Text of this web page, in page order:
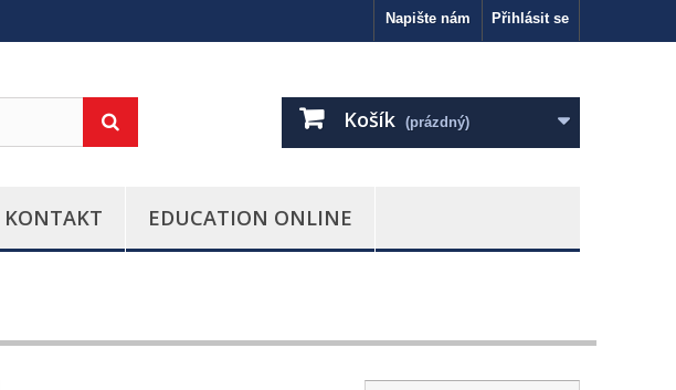
Přihlásit se
Napište nám
Košík (prázdný)
KONTAKT EDUCATION ONLINE